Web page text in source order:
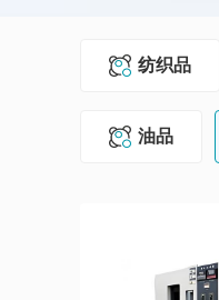
纺织品
油品